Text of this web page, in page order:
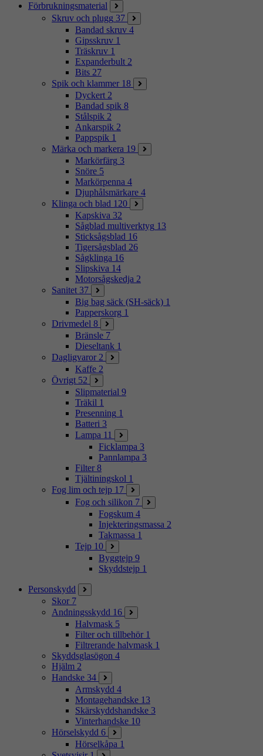
Förbrukningsmaterial
Skruv och plugg 37
Bandad skruv 4
Gipsskruv 1
Träskruv 1
Expanderbult 2
Bits 27
Spik och klammer 18
Dyckert 2
Bandad spik 8
Stålspik 2
Ankarspik 2
Pappspik 1
Märka och markera 19
Markörfärg 3
Snöre 5
Markörpenna 4
Djuphålsmärkare 4
Klinga och blad 120
Kapskiva 32
Sågblad multiverktyg 13
Sticksågsblad 16
Tigersågsblad 26
Sågklinga 16
Slipskiva 14
Motorsågskedja 2
Sanitet 37
Big bag säck (SH-säck) 1
Papperskorg 1
Drivmedel 8
Bränsle 7
Dieseltank 1
Dagligvaror 2
Kaffe 2
Övrigt 52
Slipmaterial 9
Träkil 1
Presenning 1
Batteri 3
Lampa 11
Ficklampa 3
Pannlampa 3
Filter 8
Tjältiningskol 1
Fog lim och tejp 17
Fog och silikon 7
Fogskum 4
Injekteringsmassa 2
Takmassa 1
Tejp 10
Byggtejp 9
Skyddstejp 1
Personskydd
Skor 7
Andningsskydd 16
Halvmask 5
Filter och tillbehör 1
Filtrerande halvmask 1
Skyddsglasögon 4
Hjälm 2
Handske 34
Armskydd 4
Montagehandske 13
Skärskyddshandske 3
Vinterhandske 10
Hörselskydd 6
Hörselkåpa 1